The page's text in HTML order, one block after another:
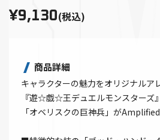
¥9,130(税込)
商品詳細
キャラクターの魅力をオリジナルア
『遊☆戯☆王デュエルモンスターズ
「オベリスクの巨神兵」が